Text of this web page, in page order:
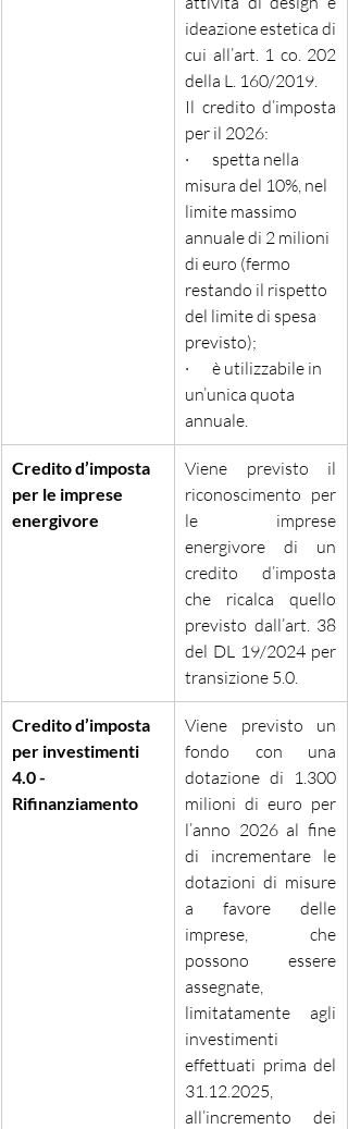
ideazione estetica di
cui all’art. 1 co. 202
della L. 160/2019.
Il credito d’imposta
per il 2026:
·       spetta nella
misura del 10%, nel
limite massimo
annuale di 2 milioni
di euro (fermo
restando il rispetto
del limite di spesa
previsto);
·       è utilizzabile in
un’unica quota
annuale.
Credito d’imposta
per le imprese
energivore
Viene previsto il
riconoscimento per
le imprese
energivore di un
credito d’imposta
che ricalca quello
previsto dall’art. 38
del DL 19/2024 per
transizione 5.0.
Credito d’imposta
per investimenti
4.0 -
Rifinanziamento
Viene previsto un
fondo con una
dotazione di 1.300
milioni di euro per
l’anno 2026 al fine
di incrementare le
dotazioni di misure
a favore delle
imprese, che
possono essere
assegnate,
limitatamente agli
investimenti
effettuati prima del
31.12.2025,
all’incremento dei